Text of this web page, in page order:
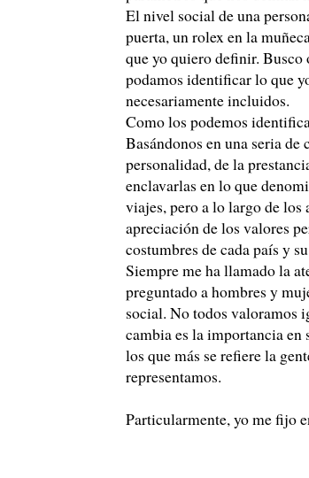
El nivel social de una
puerta, un rolex en la
que yo quiero definir.
podamos identificar lo que
necesariamente incluidos.
Como los podemos
Basándonos en una seria
personalidad, de la
enclavarlas en lo que
viajes, pero a lo largo de
apreciación de los valores
costumbres de cada país y
Siempre me ha llamado la
preguntado a hombres y
social. No todos valoramos
cambia es la importancia
los que más se refiere la
representamos.
Particularmente, yo me fijo